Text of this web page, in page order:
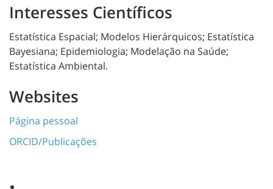
Interesses Científicos
Estatística Espacial; Modelos Hierárquicos; Estatística
Bayesiana; Epidemiologia; Modelação na Saúde;
Estatística Ambiental.
Websites
Página pessoal
ORCID/Publicações